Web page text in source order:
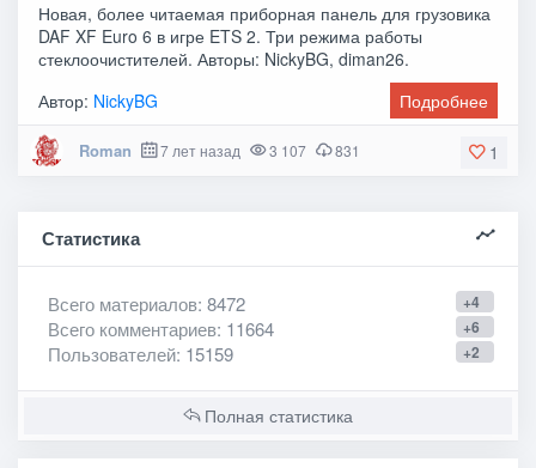
Новая, более читаемая приборная панель для грузовика
DAF XF Euro 6 в игре ETS 2. Три режима работы
стеклоочистителей. Авторы: NickyBG, diman26.
Автор: NickyBG Подробнее
1
Roman 7 лет назад 3 107 831
Статистика
+4
Всего материалов: 8472
+6
Всего комментариев: 11664
+2
Пользователей: 15159
Полная статистика